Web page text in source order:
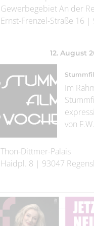
Gewerbegebiet An der
Ernst-Frenzel-Straße 16 |
12. August
Im
von
Thon-Dittmer-Palais
Haidpl. 8 | 93047